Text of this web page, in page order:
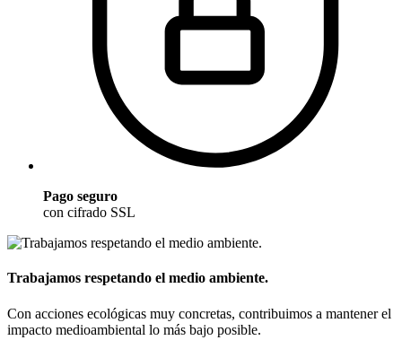
Pago seguro
con cifrado SSL
Trabajamos respetando el medio ambiente.
Con acciones ecológicas muy concretas, contribuimos a mantener el
impacto medioambiental lo más bajo posible.